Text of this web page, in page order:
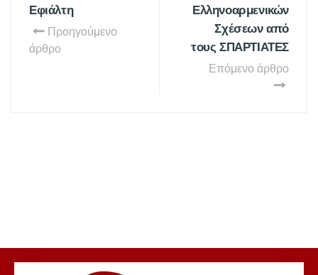
Εφιάλτη
Προηγούμενο
άρθρο
Ελληνοαρμενικών
Σχέσεων από
τους ΣΠΑΡΤΙΑΤΕΣ
Επόμενο άρθρο